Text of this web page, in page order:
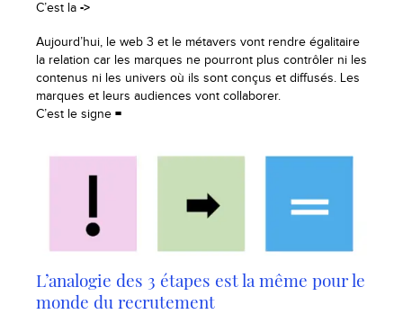
C’est la ->
Aujourd’hui, le web 3 et le métavers vont rendre égalitaire
la relation car les marques ne pourront plus contrôler ni les
contenus ni les univers où ils sont conçus et diffusés. Les
marques et leurs audiences vont collaborer.
C’est le signe =
L’analogie des 3 étapes est la même pour le
monde du recrutement